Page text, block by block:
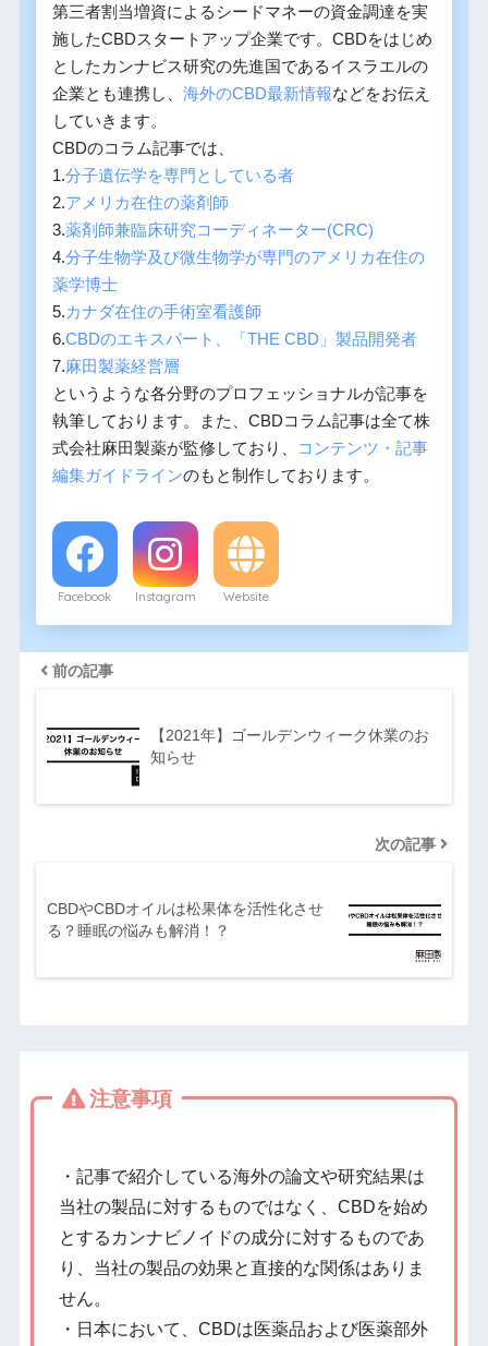
第三者割当増資によるシードマネーの資金調達を実
施したCBDスタートアップ企業です。CBDをはじめ
としたカンナビス研究の先進国であるイスラエルの
企業とも連携し、 海外のCBD最新情報などをお伝え
していきます。
CBDのコラム記事では、
1.分子遺伝学を専門としている者
2.アメリカ在住の薬剤師
3.薬剤師兼臨床研究コーディネーター(CRC)
4.分子生物学及び微生物学が専門のアメリカ在住の
薬学博士
5.カナダ在住の手術室看護師
6.CBDのエキスパート、「THE CBD」製品開発者
7.麻田製薬経営層
というような各分野のプロフェッショナルが記事を
執筆しております。また、CBDコラム記事は全て株
式会社麻田製薬が監修しており、
コンテンツ・記事
編集ガイドラインのもと制作しております。
Facebook Instagram Website
前の記事
【2021年】ゴールデンウィーク休業のお
知らせ
次の記事
CBDやCBDオイルは松果体を活性化させ
る？睡眠の悩みも解消！？
注意事項
・記事で紹介している海外の論文や研究結果は
当社の製品に対するものではなく、CBDを始め
とするカンナビノイドの成分に対するものであ
り、当社の製品の効果と直接的な関係はありま
せん。
・日本において、CBDは医薬品および医薬部外